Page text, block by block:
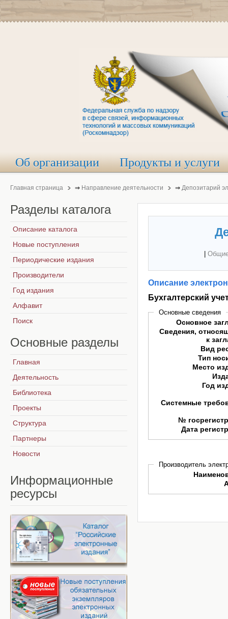
Об организации Продукты и услуги
Главная страница ⇒ Направление деятельности ⇒ Депозитарий
Описание
Бухгалтерский
Основные сведения
Основное
Сведения,
к
Вид
Тип
Место
Год
Системные
№
Дата
Производитель
Разделы каталога
Описание каталога
Новые поступления
Периодические издания
Производители
Год издания
Алфавит
Поиск
Основные разделы
Главная
Деятельность
Библиотека
Проекты
Структура
Партнеры
Новости
Информационные
ресурсы